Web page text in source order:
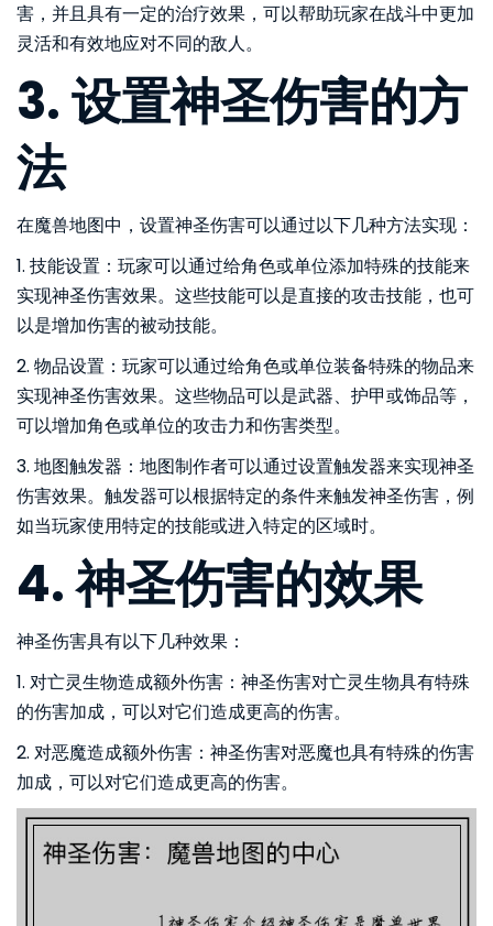
害，并且具有一定的治疗效果，可以帮助玩家在战斗中更加
灵活和有效地应对不同的敌人。
3. 设置神圣伤害的方
法
在魔兽地图中，设置神圣伤害可以通过以下几种方法实现：
1. 技能设置：玩家可以通过给角色或单位添加特殊的技能来
实现神圣伤害效果。这些技能可以是直接的攻击技能，也可
以是增加伤害的被动技能。
2. 物品设置：玩家可以通过给角色或单位装备特殊的物品来
实现神圣伤害效果。这些物品可以是武器、护甲或饰品等，
可以增加角色或单位的攻击力和伤害类型。
3. 地图触发器：地图制作者可以通过设置触发器来实现神圣
伤害效果。触发器可以根据特定的条件来触发神圣伤害，例
如当玩家使用特定的技能或进入特定的区域时。
4. 神圣伤害的效果
神圣伤害具有以下几种效果：
1. 对亡灵生物造成额外伤害：神圣伤害对亡灵生物具有特殊
的伤害加成，可以对它们造成更高的伤害。
2. 对恶魔造成额外伤害：神圣伤害对恶魔也具有特殊的伤害
加成，可以对它们造成更高的伤害。